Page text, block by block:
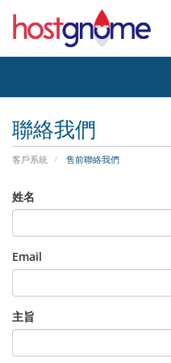
聯絡我們
客戶系統 售前聯絡我們
姓名
Email
主旨